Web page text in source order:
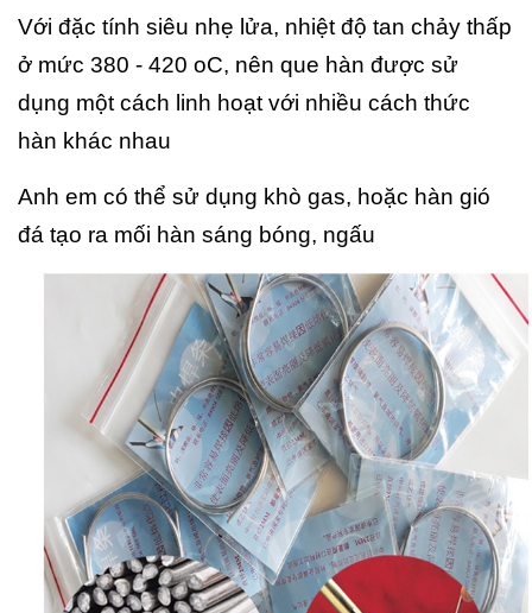
Với đặc tính siêu nhẹ lửa, nhiệt độ tan chảy thấp
ở mức 380 - 420 oC, nên que hàn được sử
dụng một cách linh hoạt với nhiều cách thức
hàn khác nhau
Anh em có thể sử dụng khò gas, hoặc hàn gió
đá tạo ra mối hàn sáng bóng, ngấu